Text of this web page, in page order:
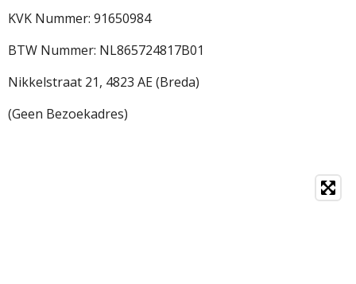
KVK Nummer: 91650984
BTW Nummer: NL865724817B01
Nikkelstraat 21, 4823 AE (Breda)
(Geen Bezoekadres)